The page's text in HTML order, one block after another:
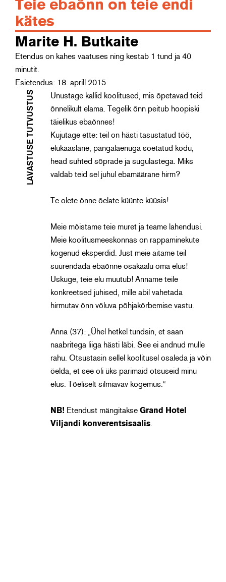
Teie ebaõnn on teie endi
kätes
Marite H. Butkaite
Etendus on kahes vaatuses ning kestab 1 tund ja 40
minutit.
Esietendus: 18. aprill 2015
LAVASTUSE TUTVUSTUS
Unustage kallid koolitused, mis õpetavad teid
õnnelikult elama. Tegelik õnn peitub hoopiski
täielikus ebaõnnes!
Kujutage ette: teil on hästi tasustatud töö,
elukaaslane, pangalaenuga soetatud kodu,
head suhted sõprade ja sugulastega. Miks
valdab teid sel juhul ebamäärane hirm?
Te olete õnne õelate küünte küüsis!
Meie mõistame teie muret ja teame lahendusi.
Meie koolitusmeeskonnas on rappaminekute
kogenud eksperdid. Just meie aitame teil
suurendada ebaõnne osakaalu oma elus!
Uskuge, teie elu muutub! Anname teile
konkreetsed juhised, mille abil vahetada
hirmutav õnn võluva põhjakõrbemise vastu.
Anna (37): „Ühel hetkel tundsin, et saan
naabritega liiga hästi läbi. See ei andnud mulle
rahu. Otsustasin sellel koolitusel osaleda ja võin
öelda, et see oli üks parimaid otsuseid minu
elus. Tõeliselt silmiavav kogemus.“
NB! Etendust mängitakse Grand Hotel
Viljandi konverentsisaalis.